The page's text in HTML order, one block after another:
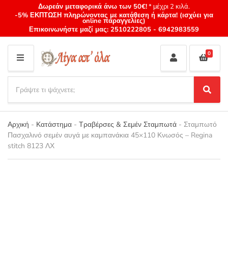
Δωρεάν μεταφορικά άνω των 50€!* μέχρι 2 κιλά.
-5% ΕΚΠΤΩΣΗ πληρώνοντας με κατάθεση ή κάρτα! (ισχύει για
online παραγγελίες)
Επικοινωνήστε μαζί μας: 2510222805 - 6942983559
M
E
N
U
Category
name
a
r
c
h
p
r
S
e
a
r
c
0
Αρχική - Κατάστημα - Τραβέρσες & Σεμέν Σταμπωτά - Σταμπωτό
Πασχαλινό σεμέν αυγά με καμπανάκια 45×110 Κνωσός – Regina
stitch 8123 ΛΧ